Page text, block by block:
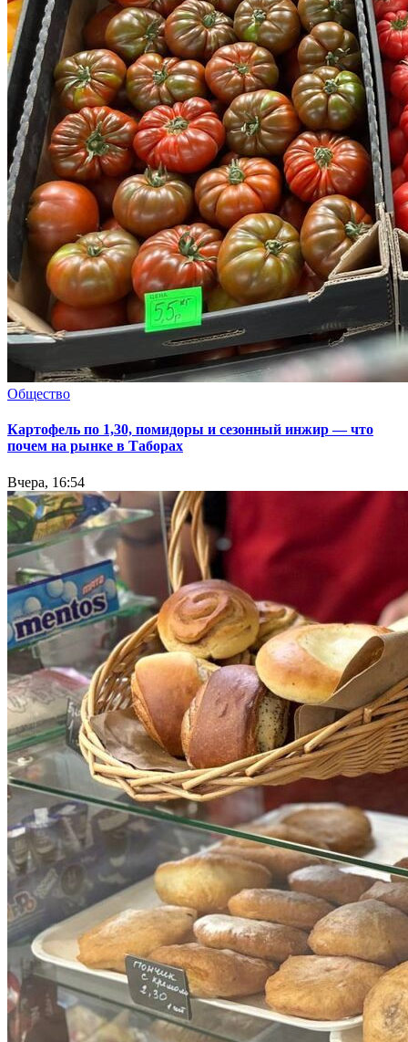
Общество
Картофель по 1,30, помидоры и сезонный инжир — что
почем на рынке в Таборах
Вчера, 16:54